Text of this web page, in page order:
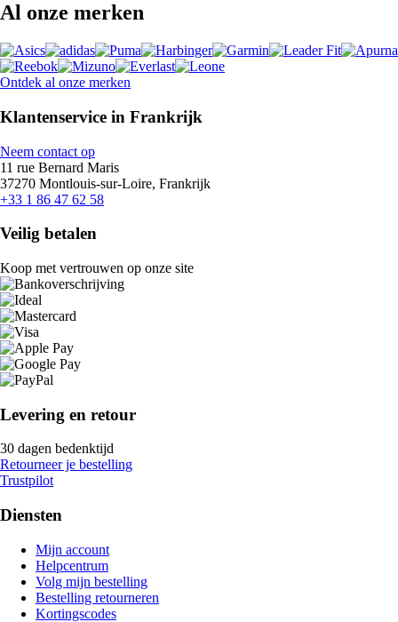
Al onze merken
Ontdek al onze merken
Klantenservice in Frankrijk
Neem contact op
11 rue Bernard Maris
37270 Montlouis-sur-Loire, Frankrijk
+33 1 86 47 62 58
Veilig betalen
Koop met vertrouwen op onze site
Levering en retour
30 dagen bedenktijd
Retourneer je bestelling
Trustpilot
Diensten
Mijn account
Helpcentrum
Volg mijn bestelling
Bestelling retourneren
Kortingscodes